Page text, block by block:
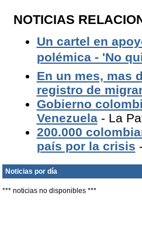
NOTICIAS
Un cartel en
polémica - 'No
En un mes, mas
registro de
Gobierno
Venezuela- La
200.000
país por la crisis
Noticias por día
*** noticias no disponibles ***